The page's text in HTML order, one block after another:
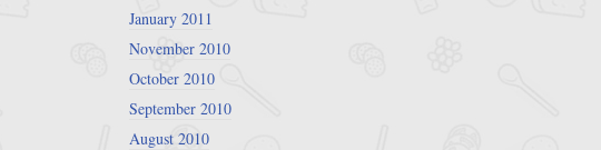
January 2011
November 2010
October 2010
September 2010
August 2010